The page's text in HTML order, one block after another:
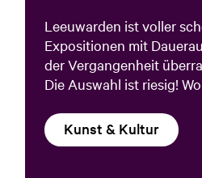
Leeuwarden ist voller
Expositionen mit
der Vergangenheit
Die Auswahl ist riesig!
Kunst & Kultur